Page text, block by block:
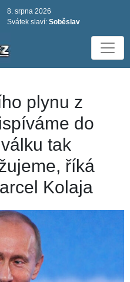
8. srpna 2026
Svátek slaví: Soběslav
plynu z
do
tak
říká
Kolaja